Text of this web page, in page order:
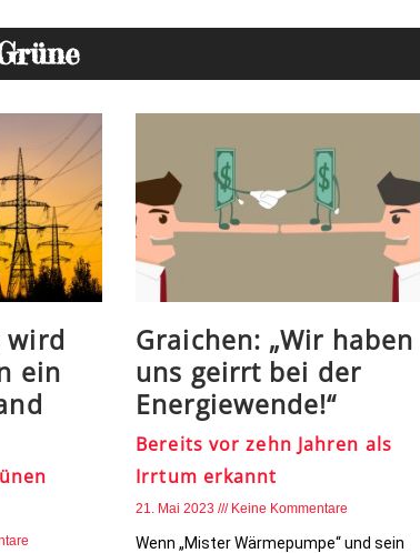
wird
ein
Graichen: „Wir haben
uns geirrt bei der
Energiewende!“
Bereits vor zehn Jahren als
Irrtum erkannt
21. Mai 2023 Keine Kommentare
Wenn „Mister Wärmepumpe“ und sein